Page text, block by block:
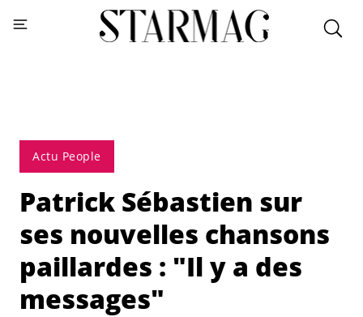
Actu People
Patrick Sébastien sur
ses nouvelles chansons
paillardes : "Il y a des
messages"